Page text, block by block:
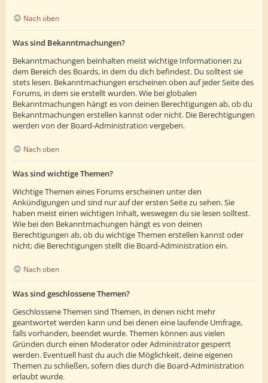
Nach oben
Was sind Bekanntmachungen?
Bekanntmachungen beinhalten meist wichtige Informationen zu
dem Bereich des Boards, in dem du dich befindest. Du solltest sie
stets lesen. Bekanntmachungen erscheinen oben auf jeder Seite des
Forums, in dem sie erstellt wurden. Wie bei globalen
Bekanntmachungen hängt es von deinen Berechtigungen ab, ob du
Bekanntmachungen erstellen kannst oder nicht. Die Berechtigungen
werden von der Board-Administration vergeben.
Nach oben
Was sind wichtige Themen?
Wichtige Themen eines Forums erscheinen unter den
Ankündigungen und sind nur auf der ersten Seite zu sehen. Sie
haben meist einen wichtigen Inhalt, weswegen du sie lesen solltest.
Wie bei den Bekanntmachungen hängt es von deinen
Berechtigungen ab, ob du wichtige Themen erstellen kannst oder
nicht; die Berechtigungen stellt die Board-Administration ein.
Nach oben
Was sind geschlossene Themen?
Geschlossene Themen sind Themen, in denen nicht mehr
geantwortet werden kann und bei denen eine laufende Umfrage,
falls vorhanden, beendet wurde. Themen können aus vielen
Gründen durch einen Moderator oder Administrator gesperrt
werden. Eventuell hast du auch die Möglichkeit, deine eigenen
Themen zu schließen, sofern dies durch die Board-Administration
erlaubt wurde.